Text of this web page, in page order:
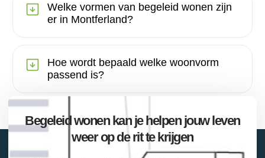
Welke vormen van begeleid wonen zijn
er in Montferland?
Hoe wordt bepaald welke woonvorm
passend is?
Begeleid wonen kan je helpen jouw leven
weer op de rit te krijgen